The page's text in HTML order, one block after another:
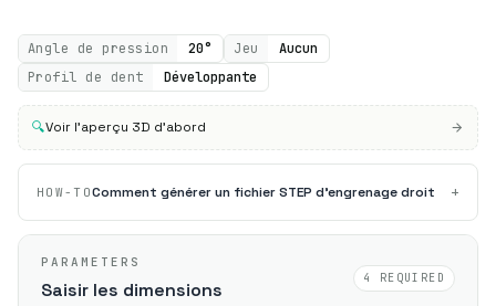
Angle de pression 20° Jeu
Aucun
Profil de dent
Développante
🔍Voir l'aperçu 3D d'abord
HOW-TOComment générer un fichier STEP d'engrenage droit +
PARAMETERS
Saisir les dimensions
4 REQUIRED